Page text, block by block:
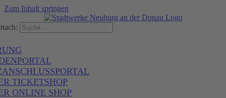
Zum Inhalt springen
TICKETSHOP
ONLINE SHOP